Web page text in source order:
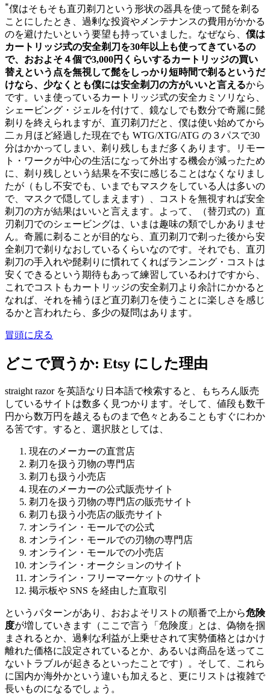
*僕はそもそも直刃剃刀という形状の器具を使って髭を剃る
ことにしたとき、過剰な投資やメンテナンスの費用がかかる
のを避けたいという要望も持っていました。なぜなら、 僕は
カートリッジ式の安全剃刀を30年以上も使ってきているの
で、おおよそ４個で3,000円くらいするカートリッジの買い
替えという点を無視して髭をしっかり短時間で剃るというだ
けなら、少なくとも僕には安全剃刀の方がいいと言えるから
です。いま使っているカートリッジ式の安全カミソリなら、
シェービング・ジェルを付けて、鏡なしでも数分で奇麗に髭
剃りを終えられますが、直刃剃刀だと、僕は使い始めてから
二ヵ月ほど経過した現在でも WTG/XTG/ATG の３パスで30
分はかかってしまい、剃り残しもまだ多くあります。リモー
ト・ワークが中心の生活になって外出する機会が減ったため
に、剃り残しという結果を不安に感じることはなくなりまし
たが（もし不安でも、いまでもマスクをしている人は多いの
で、マスクで隠してしまえます）、コストを無視すれば安全
剃刀の方が結果はいいと言えます。よって、（替刃式の）直
刃剃刀でのシェービングは、いまは趣味の類でしかありませ
ん。奇麗に剃ることが目的なら、直刃剃刀で剃った後から安
全剃刀で剃りなおしているくらいなのです。それでも、直刃
剃刀の手入れや髭剃りに慣れてくればランニング・コストは
安くできるという期待もあって練習しているわけですから、
これでコストもカートリッジの安全剃刀より余計にかかると
なれば、それを補うほど直刃剃刀を使うことに楽しさを感じ
るかと言われたら、多少の疑問はあります。
冒頭に戻る
どこで買うか: Etsy にした理由
straight razor を英語なり日本語で検索すると、もちろん販売
しているサイトは数多く見つかります。そして、値段も数千
円から数万円を越えるものまで色々とあることもすぐにわか
る筈です。すると、選択肢としては、
現在のメーカーの直営店
剃刀を扱う刃物の専門店
剃刀も扱う小売店
現在のメーカーの公式販売サイト
剃刀を扱う刃物の専門店の販売サイト
剃刀も扱う小売店の販売サイト
オンライン・モールでの公式
オンライン・モールでの刃物の専門店
オンライン・モールでの小売店
オンライン・オークションのサイト
オンライン・フリーマーケットのサイト
掲示板や SNS を経由した直取引
というパターンがあり、おおよそリストの順番で上から危険
度が増していきます（ここで言う「危険度」とは、偽物を掴
まされるとか、過剰な利益が上乗せされて実勢価格とはかけ
離れた価格に設定されているとか、あるいは商品を送ってこ
ないトラブルが起きるといったことです）。そして、これら
に国内か海外かという違いも加えると、更にリストは複雑で
長いものになるでしょう。